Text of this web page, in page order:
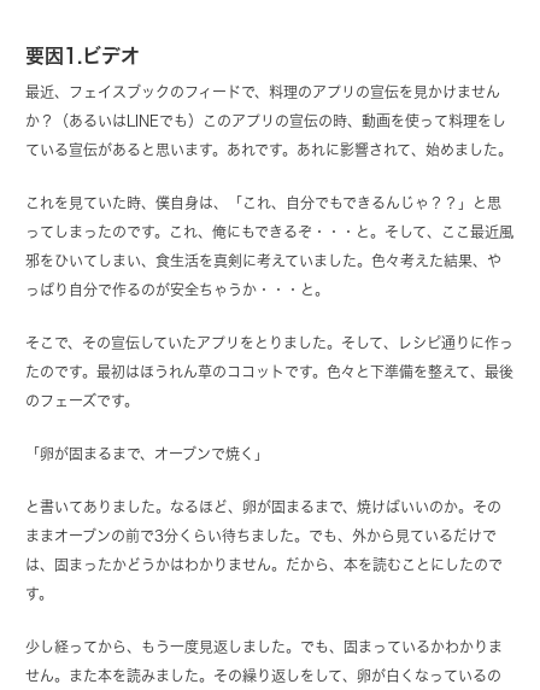
要因1.ビデオ
最近、フェイスブックのフィードで、料理のアプリの宣伝を見かけません
か？（あるいはLINEでも）このアプリの宣伝の時、動画を使って料理をし
ている宣伝があると思います。あれです。あれに影響されて、始めました。
これを見ていた時、僕自身は、「これ、自分でもできるんじゃ？？」と思
ってしまったのです。これ、俺にもできるぞ・・・と。そして、ここ最近風
邪をひいてしまい、食生活を真剣に考えていました。色々考えた結果、や
っぱり自分で作るのが安全ちゃうか・・・と。
そこで、その宣伝していたアプリをとりました。そして、レシピ通りに作っ
たのです。最初はほうれん草のココットです。色々と下準備を整えて、最後
のフェーズです。
「卵が固まるまで、オーブンで焼く」
と書いてありました。なるほど、卵が固まるまで、焼けばいいのか。その
ままオーブンの前で3分くらい待ちました。でも、外から見ているだけで
は、固まったかどうかはわかりません。だから、本を読むことにしたので
す。
少し経ってから、もう一度見返しました。でも、固まっているかわかりま
せん。また本を読みました。その繰り返しをして、卵が白くなっているの